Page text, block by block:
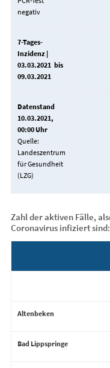
negativ
7-Tages-
Inzidenz |
03.03.2021 bis
09.03.2021
Datenstand
10.03.2021,
00:00 Uhr
Quelle:
Landeszentrum
für Gesundheit
(LZG)
Zahl der aktiven Fälle,
Coronavirus infiziert sind:
Altenbeken
Bad Lippspringe